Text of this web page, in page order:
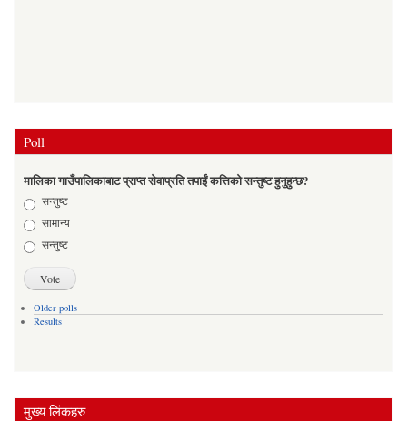
Poll
मालिका गाउँपालिकाबाट प्राप्त सेवाप्रति तपाईं कत्तिको सन्तुष्ट हुनुहुन्छ?
Choices
सन्तुष्ट
सामान्य
सन्तुष्ट
Older polls
Results
मुख्य लिंकहरु